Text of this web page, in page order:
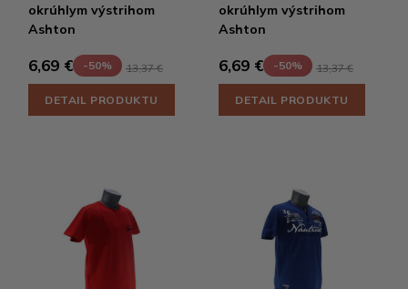
okrúhlym výstrihom
Ashton
6,69 € -50% 13,37 €
DETAIL PRODUKTU
okrúhlym výstrihom
Ashton
6,69 € -50% 13,37 €
DETAIL PRODUKTU